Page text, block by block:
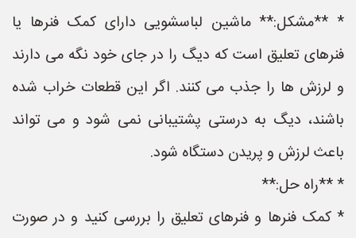
* **مشکل:** ماشین لباسشویی دارای کمک فنرها یا
فنرهای تعلیق است که دیگ را در جای خود نگه می دارند
و لرزش ها را جذب می کنند. اگر این قطعات خراب شده
باشند، دیگ به درستی پشتیبانی نمی شود و می تواند
باعث لرزش و پریدن دستگاه شود.
* **راه حل:**
* کمک فنرها و فنرهای تعلیق را بررسی کنید و در صورت